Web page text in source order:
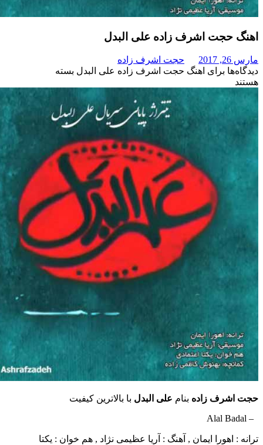
اشرف زاده علی البدل
حجت اشرف زاده
برای اهنگ حجت اشرف زاده علی البدلبسته
زادهبنام علی البدلبا بالاترین کیفیت
ایمان , آهنگ : آریا عظیمی نژاد , هم خوان : یکتا